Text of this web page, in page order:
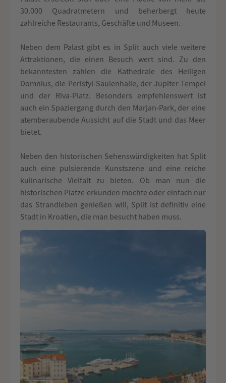
30.000 Quadratmetern und beherbergt heute
zahlreiche Restaurants, Geschäfte und Museen.
Neben dem Palast gibt es in Split auch viele weitere
Attraktionen, die einen Besuch wert sind. Zu den
bekanntesten zählen die Kathedrale des Heiligen
Domnius, die Peristyl-Säulenhalle, der Jupiter-Tempel
und der Riva-Platz. Besonders empfehlenswert ist
auch ein Spaziergang durch den Marjan-Park, der eine
atemberaubende Aussicht auf die Stadt und das Meer
bietet.
Neben den historischen Sehenswürdigkeiten hat Split
auch eine pulsierende Kunstszene und eine reiche
kulinarische Vielfalt zu bieten. Ob man nun die
historischen Plätze erkunden möchte oder einfach nur
das Strandleben genießen will, Split ist definitiv eine
Stadt in Kroatien, die man besucht haben muss.